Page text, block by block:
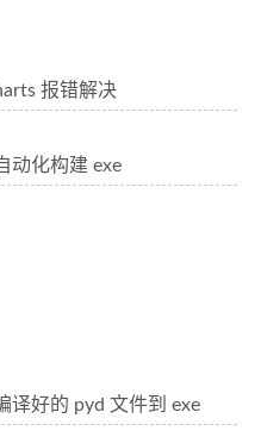
报错解决
动化构建 exe
译好的 pyd 文件到 exe